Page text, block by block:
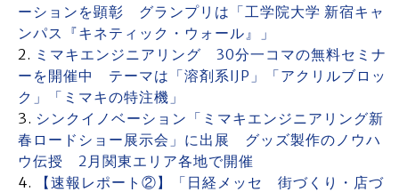
ーションを顕彰 グランプリは「工学院大学 新宿キャ
ンパス『キネティック・ウォール』」
ミマキエンジニアリング 30分一コマの無料セミナ
ーを開催中 テーマは「溶剤系IJP」「アクリルブロッ
ク」「ミマキの特注機」
シンクイノベーション「ミマキエンジニアリング新
春ロードショー展示会」に出展 グッズ製作のノウハ
ウ伝授 2月関東エリア各地で開催
【速報レポート②】「日経メッセ 街づくり・店づ